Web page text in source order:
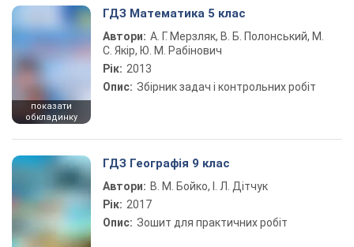
показати
обкладинку
ГДЗ Математика 5 клас
Автори: А. Г. Мерзляк, В. Б. Полонський, М.
С. Якір, Ю. М. Рабінович
Рік: 2013
Опис: Збірник задач і контрольних робіт
ГДЗ Географія 9 клас
Автори: В. М. Бойко, І. Л. Дітчук
Рік: 2017
Опис: Зошит для практичних робіт